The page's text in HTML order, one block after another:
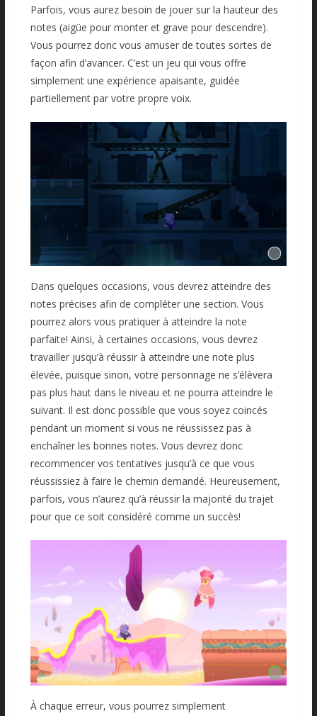
Parfois, vous aurez besoin de jouer sur la hauteur des
notes (aigüe pour monter et grave pour descendre).
Vous pourrez donc vous amuser de toutes sortes de
façon afin d’avancer. C’est un jeu qui vous offre
simplement une expérience apaisante, guidée
partiellement par votre propre voix.
Dans quelques occasions, vous devrez atteindre des
notes précises afin de compléter une section. Vous
pourrez alors vous pratiquer à atteindre la note
parfaite! Ainsi, à certaines occasions, vous devrez
travailler jusqu’à réussir à atteindre une note plus
élevée, puisque sinon, votre personnage ne s’élèvera
pas plus haut dans le niveau et ne pourra atteindre le
suivant. Il est donc possible que vous soyez coincés
pendant un moment si vous ne réussissez pas à
enchaîner les bonnes notes. Vous devrez donc
recommencer vos tentatives jusqu’à ce que vous
réussissiez à faire le chemin demandé. Heureusement,
parfois, vous n’aurez qu’à réussir la majorité du trajet
pour que ce soit considéré comme un succès!
À chaque erreur, vous pourrez simplement